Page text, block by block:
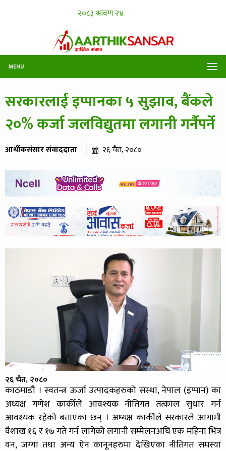
MENU
सरकारलाई इप्पानका ५ सुझाव, बैंकले
२०% कर्जा जलविद्युतमा लगानी गर्नैपर्ने
आर्थीकसंसार संवाददाता २६ चैत, २०८०
२६ चैत, २०८०
काठमाडौं । स्वतन्त्र ऊर्जा उत्पादकहरुको संस्था, नेपाल (इप्पान) का
अध्यक्ष गणेश कार्कीले आवश्यक नीतिगत तत्काल सुधार गर्न
आवश्यक रहेको बताएका छन् । अध्यक्ष कार्कीले सरकारले आगामी
वैशाख १६ र १७ गते गर्न लागेको लगानी सम्मेलनअघि एक महिना भित्र
वन, जग्गा तथा अन्य ऐन कानूनहरुमा देखिएका नीतिगत समस्या